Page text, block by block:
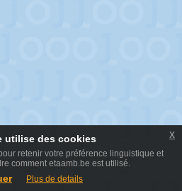
utilise des cookies
retenir votre préférence linguistique et
comment etaamb.be est utilisé.
Plus de details
x